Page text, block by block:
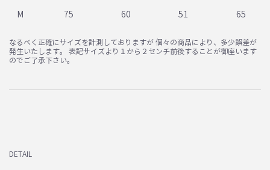
M 75 60 51 65
なるべく正確にサイズを計測しておりますが 個々の商品により、多少誤差が
発生いたします。 表記サイズより１から２センチ前後することが御座います
のでご了承下さい。
DETAIL